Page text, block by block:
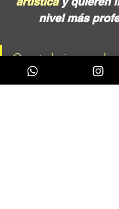
nivel más
Que trabajen mucho
ninguna meta como